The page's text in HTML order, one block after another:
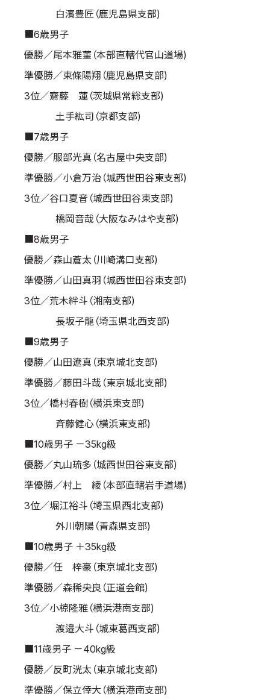
白濱豊匠（鹿児島県支部)
■6歳男子
優勝／尾本雅菫（本部直轄代官山道場)
準優勝／東條陽翔（鹿児島県支部)
3位／齋藤 蓮（茨城県常総支部)
土手紘司（京都支部)
■7歳男子
優勝／服部光真（名古屋中央支部)
準優勝／小倉万治（城西世田谷東支部)
3位／谷口夏音（城西世田谷東支部)
橋岡音哉（大阪なみはや支部)
■8歳男子
優勝／森山蒼太（川崎溝口支部)
準優勝／山田真羽（城西世田谷東支部)
3位／荒木絆斗（湘南支部)
長坂子龍（埼玉県北西支部)
■9歳男子
優勝／山田遼真（東京城北支部)
準優勝／藤田斗哉（東京城北支部)
3位／橋村春樹（横浜東支部)
斉藤健心（横浜東支部)
■10歳男子 －35kg級
優勝／丸山琉多（城西世田谷東支部)
準優勝／村上 綾（本部直轄岩手道場)
3位／堀江裕斗（埼玉県西北支部)
外川朝陽（青森県支部)
■10歳男子 ＋35kg級
優勝／任 梓豪（東京城北支部)
準優勝／森稀央良（正道会館)
3位／小椋隆雅（横浜港南支部)
渡邉大斗（城東葛西支部)
■11歳男子 －40kg級
優勝／反町洸太（東京城北支部)
準優勝／保立倖大（横浜港南支部)